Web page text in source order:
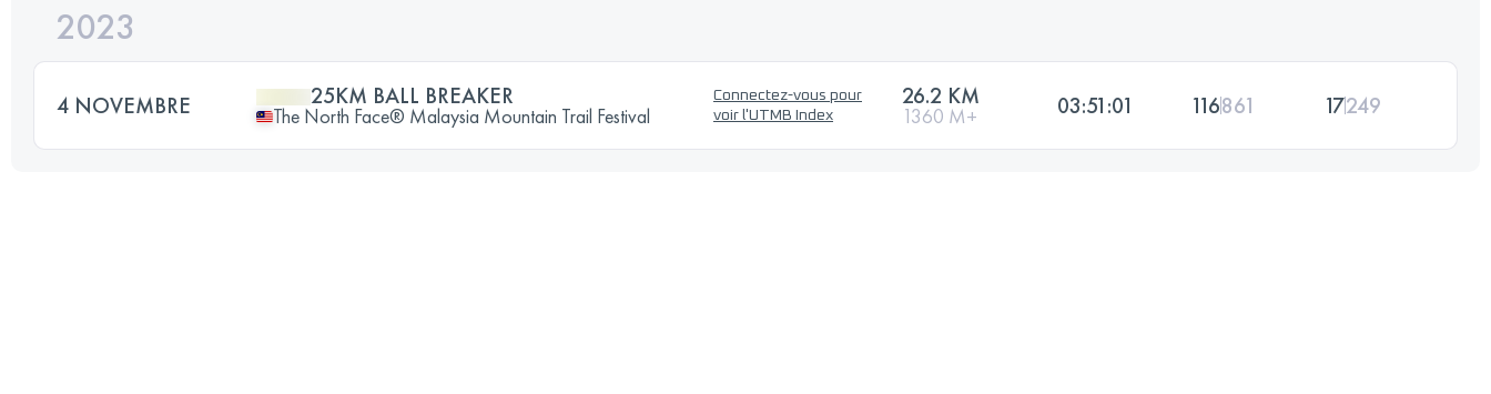
2023
4 NOVEMBRE 25KM BALL BREAKER
The North Face® Malaysia Mountain Trail Festival
Connectez-vous pour
voir l'UTMB Index
26.2 KM
1360 M+ 03:51:01 116861 17249